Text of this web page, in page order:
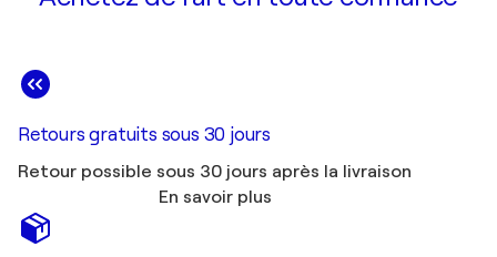
Retours gratuits sous 30 jours
Retour possible sous 30 jours après la livraison
En savoir plus